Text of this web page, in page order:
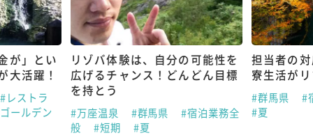
が」とい
大活躍！
#レストラ
ールデン
リゾバ体験は、自分の可能性を
広げるチャンス！どんどん目標
を持とう
#万座温泉 #群馬県
#宿泊業務全
般
#短期 #夏
担当者の
寮生活が
#群馬県
#
#夏